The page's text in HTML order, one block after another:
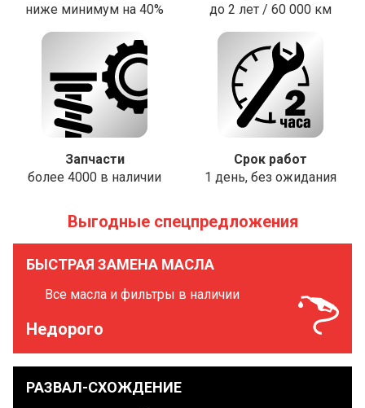
ниже минимум на 40%
до 2 лет / 60 000 км
Запчасти
более 4000 в наличии
Срок работ
1 день, без ожидания
Выгодные спецпредложения
БЫСТРАЯ ЗАМЕНА МАСЛА
Все масла и фильтры в наличии
Недорого
РАЗВАЛ-СХОЖДЕНИЕ